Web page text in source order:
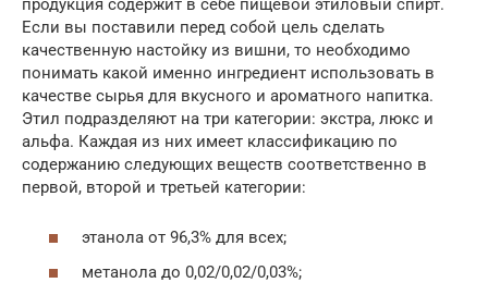
продукция содержит в себе пищевой этиловый спирт.
Если вы поставили перед собой цель сделать
качественную настойку из вишни, то необходимо
понимать какой именно ингредиент использовать в
качестве сырья для вкусного и ароматного напитка.
Этил подразделяют на три категории: экстра, люкс и
альфа. Каждая из них имеет классификацию по
содержанию следующих веществ соответственно в
первой, второй и третьей категории:
этанола от 96,3% для всех;
метанола до 0,02/0,02/0,03%;